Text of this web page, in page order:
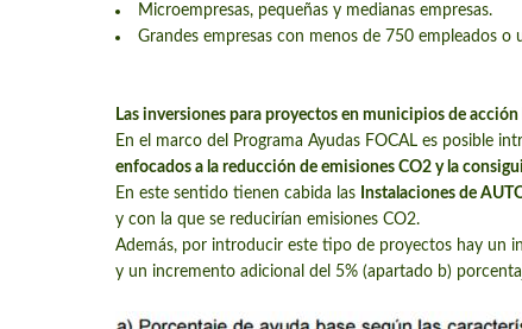
Microempresas, pequeñas y medianas empresas.
Grandes empresas con menos de 750 empleados
Las inversiones para proyectos en municipios de
En el marco del Programa Ayudas FOCAL es posible
enfocados a la reducción de emisiones CO2 y la
En este sentido tienen cabida las Instalaciones de
y con la que se reducirían emisiones CO2.
Además, por introducir este tipo de proyectos hay un
y un incremento adicional del 5% (apartado b)